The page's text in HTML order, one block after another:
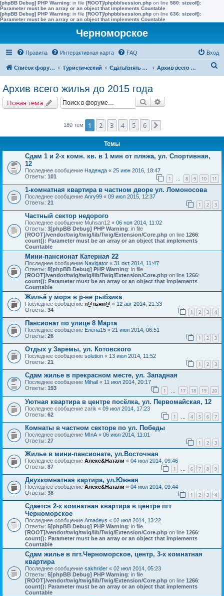
[phpBB Debug] PHP Warning: in file [ROOT]/phpbb/session.php on line 580: sizeof():
Parameter must be an array or an object that implements Countable
[phpBB Debug] PHP Warning: in file [ROOT]/phpbb/session.php on line 636: sizeof():
Parameter must be an array or an object that implements Countable
Черноморское
Правила Интерактивная карта FAQ Вход
Список форумов Туристический Сдать/снять в других населенных пунктах района Архив всего жилья до 2015 года
Архив всего жилья до 2015 года
Новая тема Поиск
180 тем 1 2 3 4 5 6
Темы
Сдам 1 и 2-х комн. кв. в 1 мин от пляжа, ул. Спортивная,
12
Последнее сообщение Надежда « 25 июн 2016, 18:47
Ответы: 101 1 … 8 9 10 11
1-комнатная квартира в частном дворе ул. Ломоносова
Последнее сообщение Anry99 « 09 июл 2015, 12:37
Ответы: 21 1 2 3
Частный сектор недорого
Последнее сообщение Muhsan12 « 06 ноя 2014, 11:02
Ответы: 3[phpBB Debug] PHP Warning: in file
[ROOT]/vendor/twig/twig/lib/Twig/Extension/Core.php on line 1266:
count(): Parameter must be an array or an object that implements
Countable
Мини-пансионат Катерная 22
Последнее сообщение Navigator « 31 окт 2014, 11:47
Ответы: 8[phpBB Debug] PHP Warning: in file
[ROOT]/vendor/twig/twig/lib/Twig/Extension/Core.php on line 1266:
count(): Parameter must be an array or an object that implements
Countable
Жильё у моря в р-не рыбзика
Последнее сообщение т@тьян@ « 12 авг 2014, 21:33
Ответы: 34 1 2 3 4
Пансионат по улице 8 Марта
Последнее сообщение Елена15 « 21 июл 2014, 06:51
Ответы: 26 1 2 3
Отдых у Заремы, ул. Котовского
Последнее сообщение solution « 13 июл 2014, 11:52
Ответы: 21 1 2 3
Сдам жилье в прекрасном месте, ул. Западная
Последнее сообщение Mihail « 11 июл 2014, 20:17
Ответы: 193 1 17 18 19 20
Уютная квартира в центре посёлка, ул. Первомайская, 12
Последнее сообщение zarik « 09 июл 2014, 17:23
Ответы: 62 1 4 5 6 7
Комнаты в частном секторе по ул. Победы
Последнее сообщение MInA « 06 июл 2014, 11:01
Ответы: 27 1 2 3
Жилье в мини-пансионате, ул.Восточная
Последнее сообщение Алекс&Натали « 04 июл 2014, 09:46
Ответы: 87 1 6 7 8 9
Двухкомнатная картира, ул.Южная
Последнее сообщение Алекс&Натали « 04 июл 2014, 09:44
Ответы: 36 1 2 3 4
Сдается 2-х комнатная квартира в центре пгт
Черноморское
Последнее сообщение Amadeys « 02 июл 2014, 13:22
Ответы: 5[phpBB Debug] PHP Warning: in file
[ROOT]/vendor/twig/twig/lib/Twig/Extension/Core.php on line 1266:
count(): Parameter must be an array or an object that implements
Countable
Сдам жилье в пгт.Черноморское, центр, 3-х комнатная
квартира
Последнее сообщение sakhrider « 02 июл 2014, 05:23
Ответы: 5[phpBB Debug] PHP Warning: in file
[ROOT]/vendor/twig/twig/lib/Twig/Extension/Core.php on line 1266:
count(): Parameter must be an array or an object that implements
Countable